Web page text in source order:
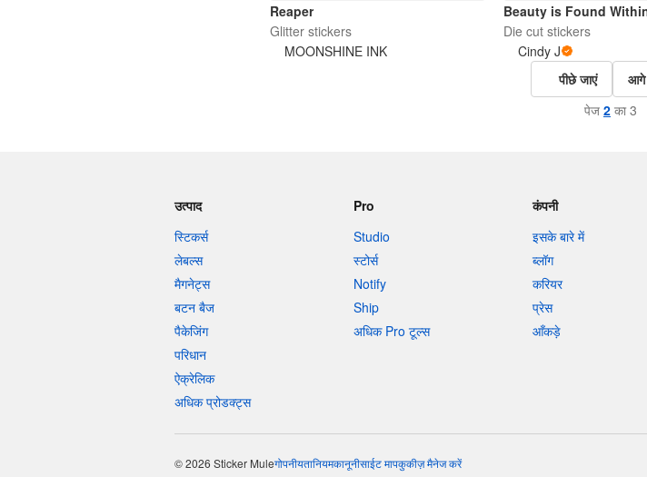
Reaper
Glitter stickers
MOONSHINE INK
Beauty is Found
Die cut stickers
Cindy J
पीछे जाएं
आगे
पेज 2 का 3
उत्पाद
स्टिकर्स
लेबल्स
मैगनेट्स
बटन बैज
पैकेजिंग
परिधान
ऐक्रेलिक
अधिक प्रोडक्ट्स
Pro
Studio
स्टोर्स
Notify
Ship
अधिक Pro टूल्स
कंपनी
इसके बारे में
ब्लॉग
करियर
प्रेस
आँकड़े
© 2026 Sticker Muleगोपनीयतानियमकानूनीसाईट मापकुकीज़ मैनेज करें